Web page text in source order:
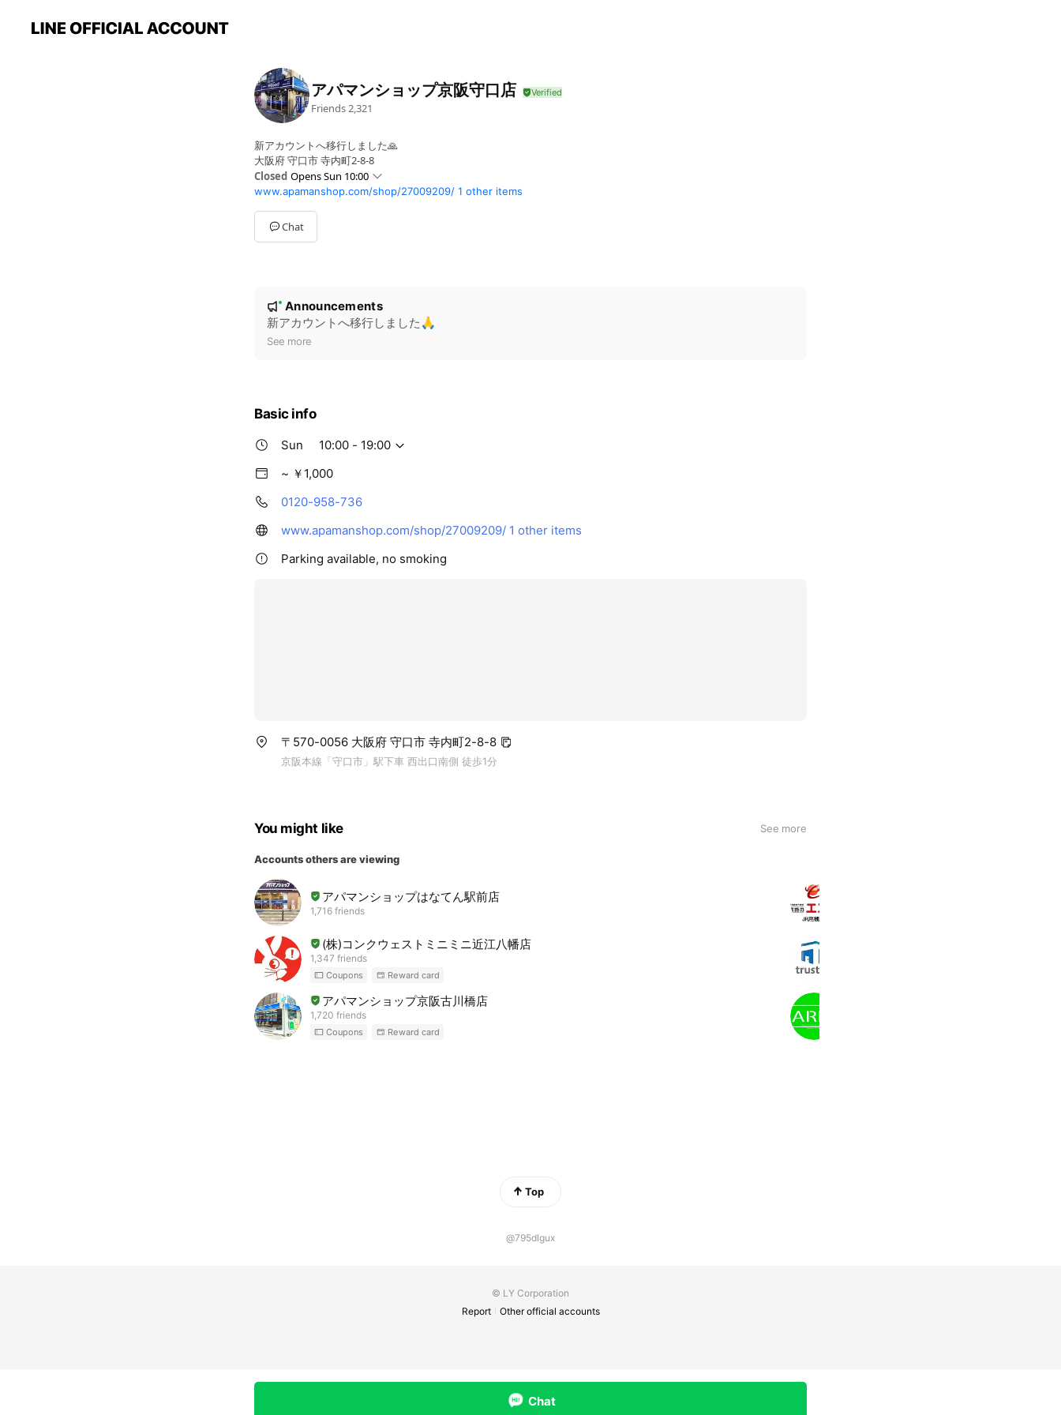
アパマンショップ京阪守口店
Friends 2,321
新アカウントへ移行しました🙏
大阪府 守口市 寺内町2-8-8
Closed Opens Sun 10:00
Sun10:00 - 19:00
Mon10:00 - 19:00
Tue10:00 - 19:00
Wed10:00 - 19:00
www.apamanshop.com/shop/27009209/ 1 other items
Chat
e
New
Announcements
新アカウントへ移行しました🙏
See more
Basic info
Sun
10:00 - 19:00
~ ￥1,000
0120-958-736
www.apamanshop.com/shop/27009209/ 1 other items
Parking available, no smoking
〒570-0056 大阪府 守口市 寺内町2-8-8
京阪本線「守口市」駅下車 西出口南側 徒歩1分
You might like See more
Accounts others are viewing
アパマンショップはなてん駅前店
1,716 friends
(株)コンクウェストミニミニ近江八幡店
1,347 friends
Coupons Reward card
アパマンショップ京阪古川橋店
1,720 friends
Coupons Reward card
Top
@795dlgux
© LY Corporation
Report
Other official accounts
Chat